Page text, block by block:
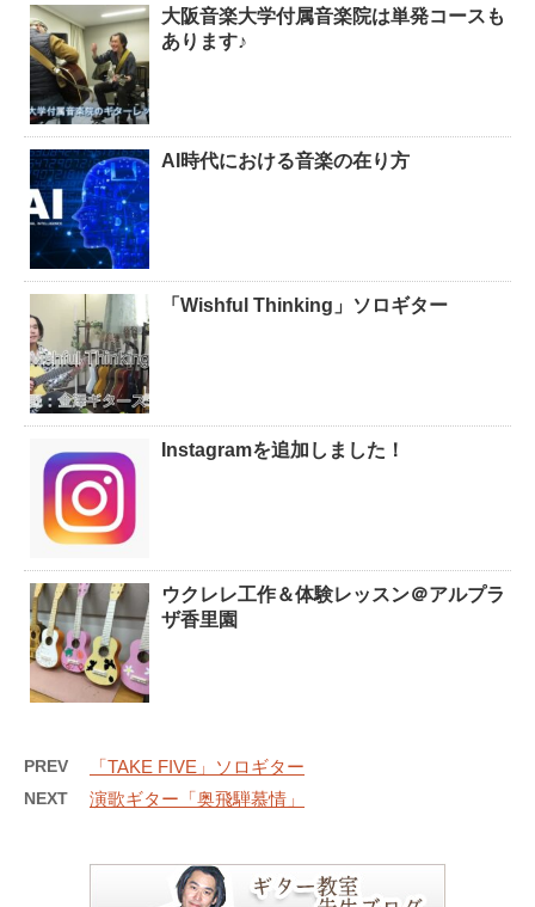
大阪音楽大学付属音楽院は単発コースも
あります♪
AI時代における音楽の在り方
「Wishful Thinking」ソロギター
Instagramを追加しました！
ウクレレ工作＆体験レッスン＠アルプラ
ザ香里園
PREV 「TAKE FIVE」ソロギター
NEXT 演歌ギター「奥飛騨慕情」